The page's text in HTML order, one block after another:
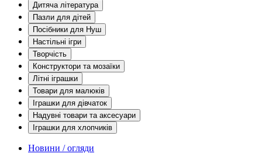
Дитяча література
Пазли для дітей
Посібники для Нуш
Настільні ігри
Творчість
Конструктори та мозаїки
Літні іграшки
Товари для малюків
Іграшки для дівчаток
Надувні товари та аксесуари
Іграшки для хлопчиків
Новини / огляди